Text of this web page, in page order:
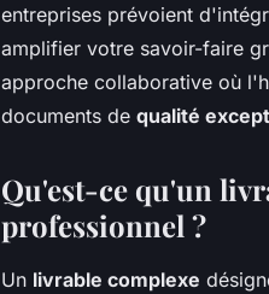
entreprises prévoient
amplifier votre savoir-faire
approche collaborative où
documents de qualité
Qu'est-ce qu'un
professionnel ?
Un livrable complexe